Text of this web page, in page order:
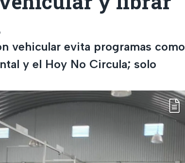
vehicular evita programas como
y el Hoy No Circula; solo